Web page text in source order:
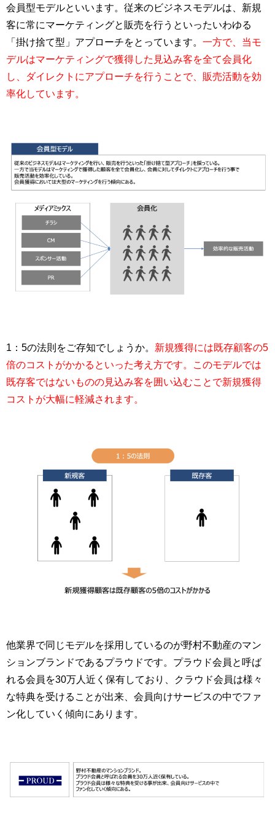
会員型モデルといいます。従来のビジネスモデルは、新規
客に常にマーケティングと販売を行うといったいわゆる
「掛け捨て型」アプローチをとっています。 一方で、当モ
デルはマーケティングで獲得した見込み客を全て会員化
し、ダイレクトにアプローチを行うことで、販売活動を効
率化しています。
1：5の法則をご存知でしょうか。 新規獲得には既存顧客の5
倍のコストがかかるといった考え方です。このモデルでは
既存客ではないものの見込み客を囲い込むことで新規獲得
コストが大幅に軽減されます。
他業界で同じモデルを採用しているのが野村不動産のマン
ションブランドであるプラウドです。プラウド会員と呼ば
れる会員を30万人近く保有しており、クラウド会員は様々
な特典を受けることが出来、会員向けサービスの中でファ
ン化していく傾向にあります。